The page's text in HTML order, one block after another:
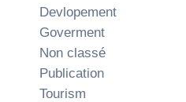
Devlopement
Goverment
Non classé
Publication
Tourism